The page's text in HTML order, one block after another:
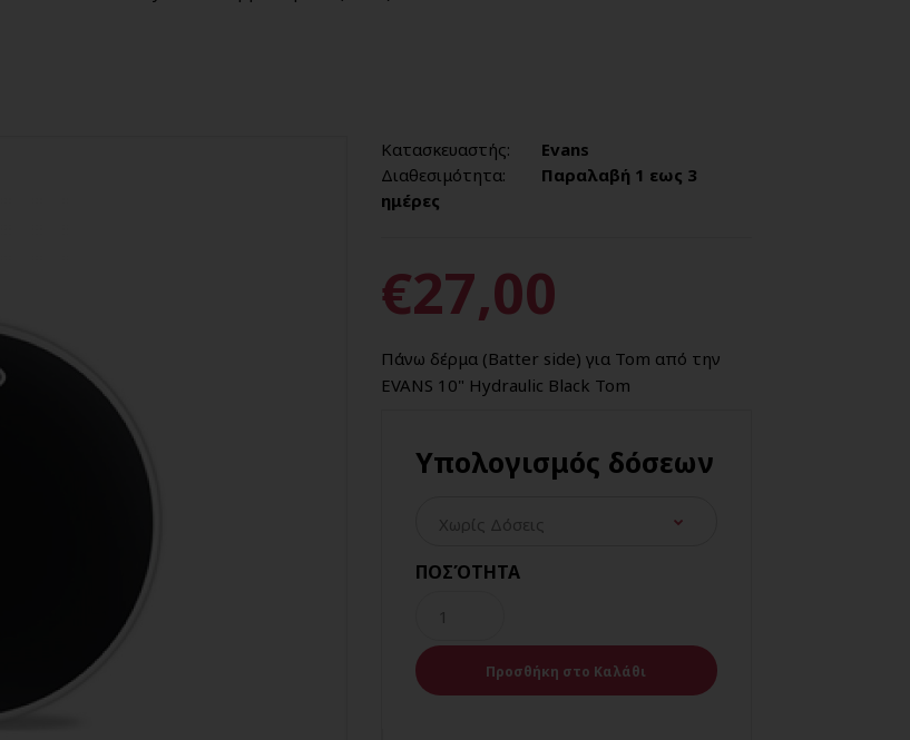
Κατασκευαστής:
Evans
Διαθεσιμότητα:
Παραλαβή 1 εως 3
ημέρες
€27,00
Πάνω δέρμα (Batter side) για Tom από την
EVANS 10" Hydraulic Black Tom
Υπολογισμός δόσεων
ΠΟΣΌΤΗΤΑ